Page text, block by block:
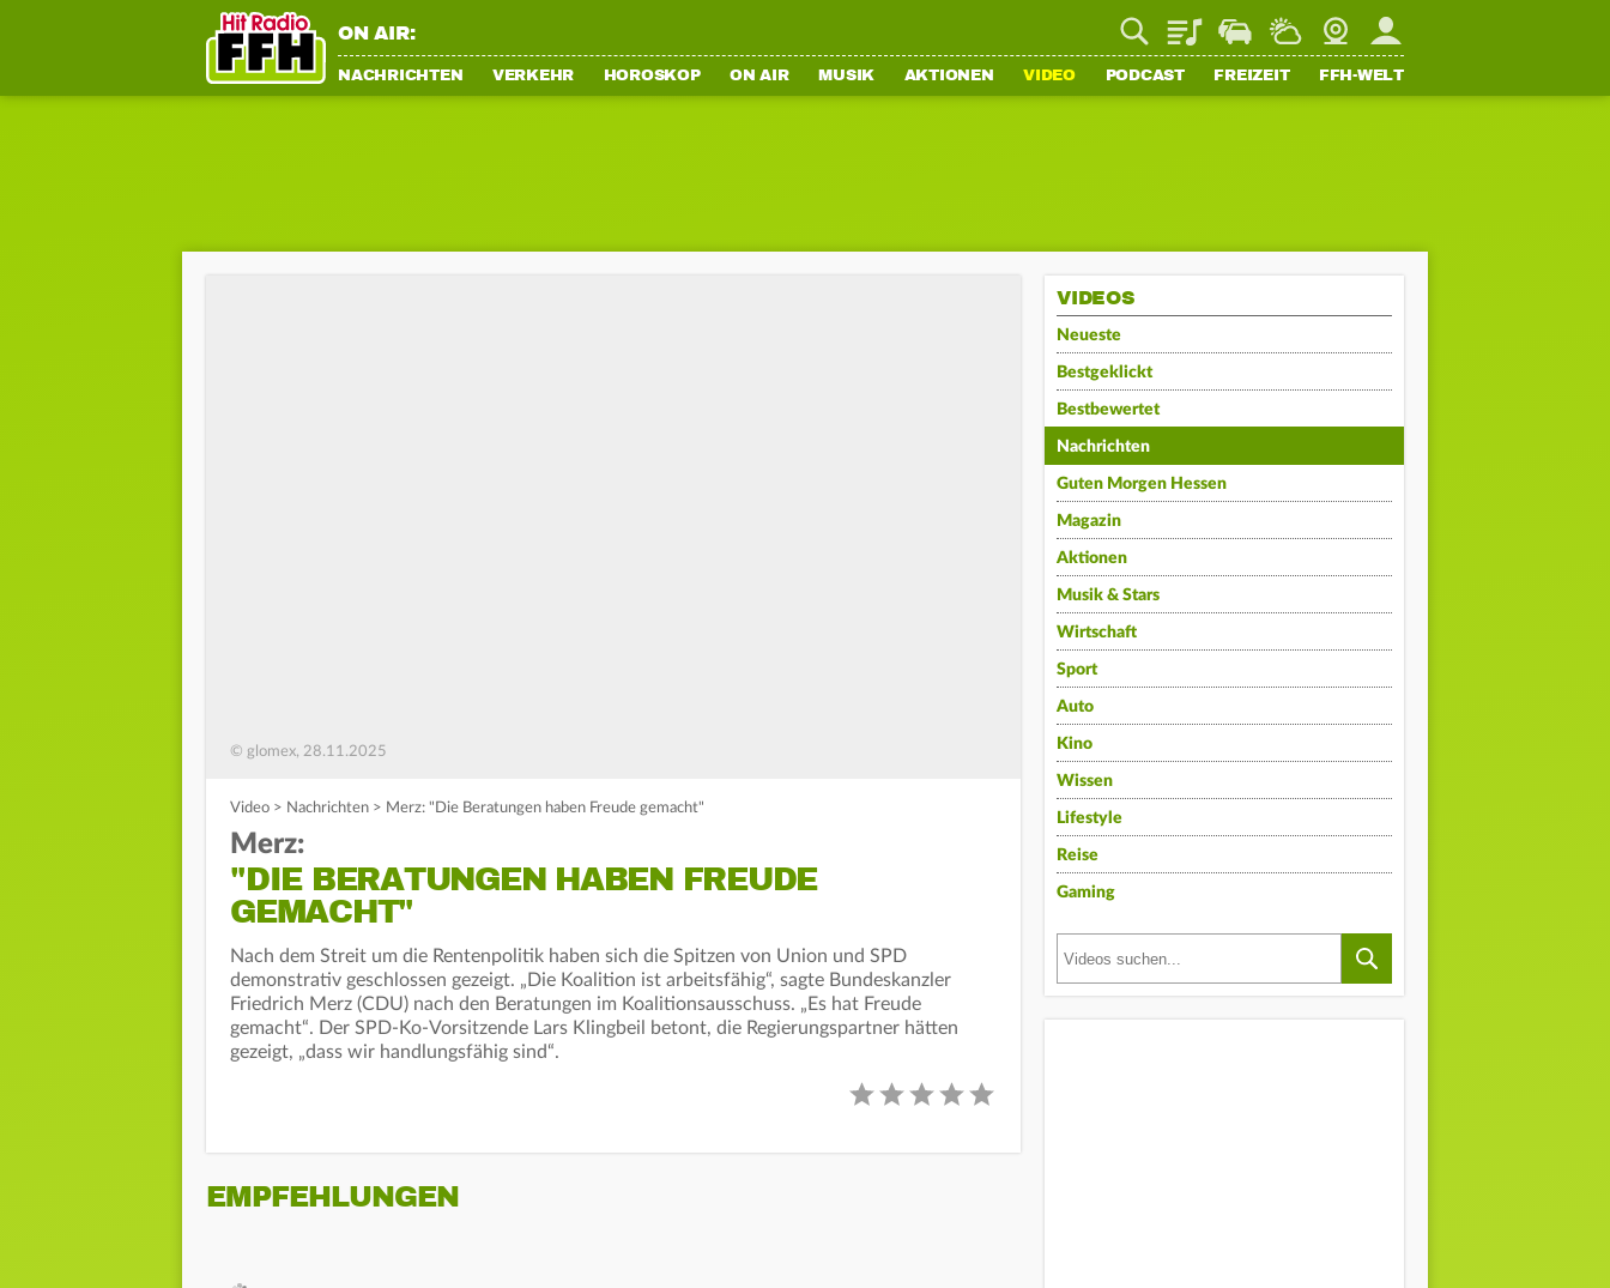
ON AIR: PlaylistStaupilotWetterWebcamMein FFH
NACHRICHTEN VERKEHR HOROSKOP ON AIR MUSIK AKTIONEN VIDEO PODCAST FREIZEIT FFH-WELT
© glomex, 28.11.2025
Video > Nachrichten > Merz: "Die Beratungen haben Freude gemacht"
Merz:
"DIE BERATUNGEN HABEN FREUDE
GEMACHT"
Nach dem Streit um die Rentenpolitik haben sich die Spitzen von Union und SPD
demonstrativ geschlossen gezeigt. „Die Koalition ist arbeitsfähig“, sagte Bundeskanzler
Friedrich Merz (CDU) nach den Beratungen im Koalitionsausschuss. „Es hat Freude
gemacht“. Der SPD-Ko-Vorsitzende Lars Klingbeil betont, die Regierungspartner hätten
gezeigt, „dass wir handlungsfähig sind“.
EMPFEHLUNGEN
VIDEOS
Neueste
Bestgeklickt
Bestbewertet
Nachrichten
Guten Morgen Hessen
Magazin
Aktionen
Musik & Stars
Wirtschaft
Sport
Auto
Kino
Wissen
Lifestyle
Reise
Gaming